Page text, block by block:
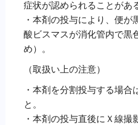
症状が認められることがある
・本剤の投与により、便
酸ビスマスが消化管内で黒
め）。
（取扱い上の注意）
・本剤を分割投与する場合
と。
・本剤の投与直後にＸ線